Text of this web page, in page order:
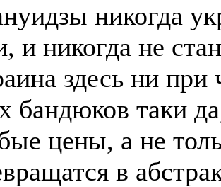
никогда
и никогда не
здесь ни
бандюков таки
цены, а не
в